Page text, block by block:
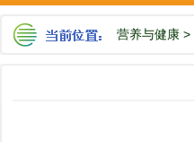
营养与健康 >